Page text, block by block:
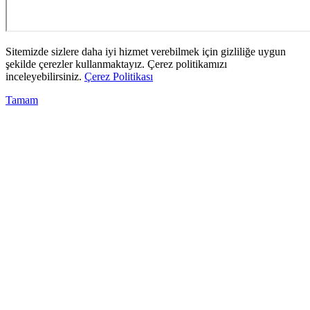
Sitemizde sizlere daha iyi hizmet verebilmek için gizliliğe uygun
şekilde çerezler kullanmaktayız. Çerez politikamızı
inceleyebilirsiniz. Çerez Politikası
Tamam